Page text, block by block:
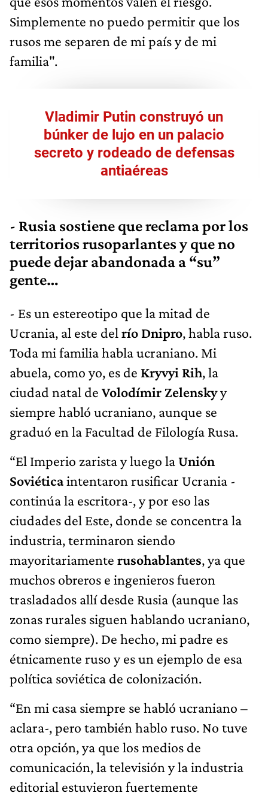
Simplemente no puedo permitir que los
rusos me separen de mi país y de mi
familia".
Vladimir Putin construyó un
búnker de lujo en un palacio
secreto y rodeado de defensas
antiaéreas
- Rusia sostiene que reclama por los
territorios rusoparlantes y que no
puede dejar abandonada a “su”
gente…
- Es un estereotipo que la mitad de
Ucrania, al este del río Dnipro, habla ruso.
Toda mi familia habla ucraniano. Mi
abuela, como yo, es de Kryvyi Rih, la
ciudad natal de Volodímir Zelenskyy
siempre habló ucraniano, aunque se
graduó en la Facultad de Filología Rusa.
“El Imperio zarista y luego laUnión
Soviéticaintentaron rusificar Ucrania -
continúa la escritora-, y por eso las
ciudades del Este, donde se concentra la
industria, terminaron siendo
mayoritariamente rusohablantes, ya que
muchos obreros e ingenieros fueron
trasladados allí desde Rusia (aunque las
zonas rurales siguen hablando ucranianо,
como siempre). De hecho, mi padre es
étnicamente ruso y es un ejemplo de esa
política soviética de colonización.
“En mi casa siempre se habló ucraniano –
aclara-, pero también hablo ruso. No tuve
otra opción, ya que los medios de
comunicación, la televisión y la industria
editorial estuvieron fuertemente